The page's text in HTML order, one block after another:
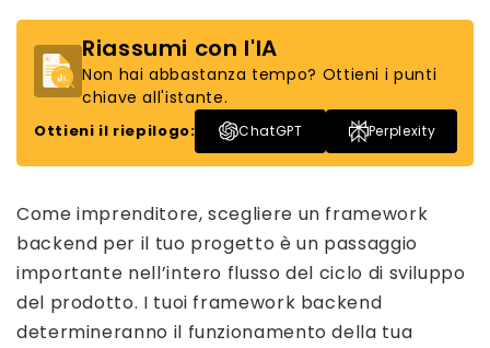
Riassumi con l'IA
Non hai abbastanza tempo? Ottieni i punti
chiave all'istante.
Ottieni il riepilogo: ChatGPT Perplexity
Come imprenditore, scegliere un framework
backend per il tuo progetto è un passaggio
importante nell’intero flusso del ciclo di sviluppo
del prodotto. I tuoi framework backend
determineranno il funzionamento della tua